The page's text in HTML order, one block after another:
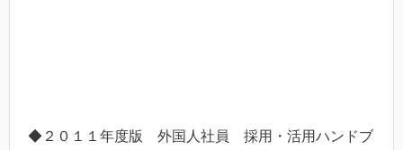
◆２０１１年度版 外国人社員 採用・活用ハンドブ